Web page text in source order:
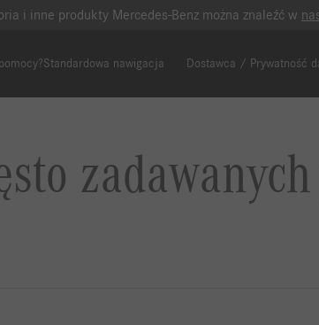
i inne produkty Mercedes-Benz można znaleźć w
Standardowa nawigacja Dostawca / Prywatność